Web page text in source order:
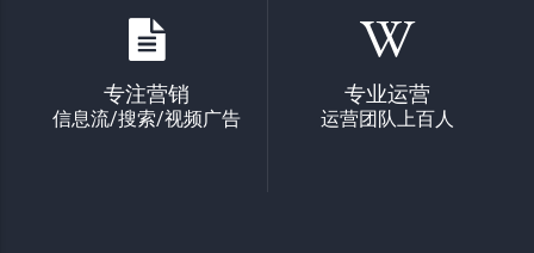
专注营销
信息流/搜索/视频广告
专业运营
运营团队上百人